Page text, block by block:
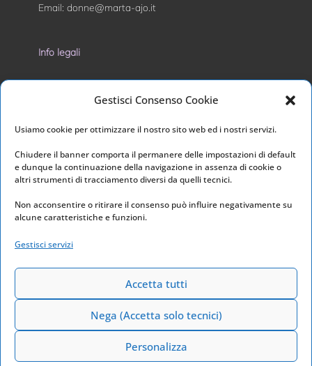
Gestisci Consenso Cookie
Usiamo cookie per ottimizzare il nostro sito web ed i nostri servizi.
Chiudere il banner comporta il permanere delle impostazioni di default
e dunque la continuazione della navigazione in assenza di cookie o
altri strumenti di tracciamento diversi da quelli tecnici.
Non acconsentire o ritirare il consenso può influire negativamente su
alcune caratteristiche e funzioni.
Gestisci servizi
Accetta tutti
Nega (Accetta solo tecnici)
Personalizza
Email: donne@marta-ajo.it
Info legali
Privacy Policy
Cookie Policy